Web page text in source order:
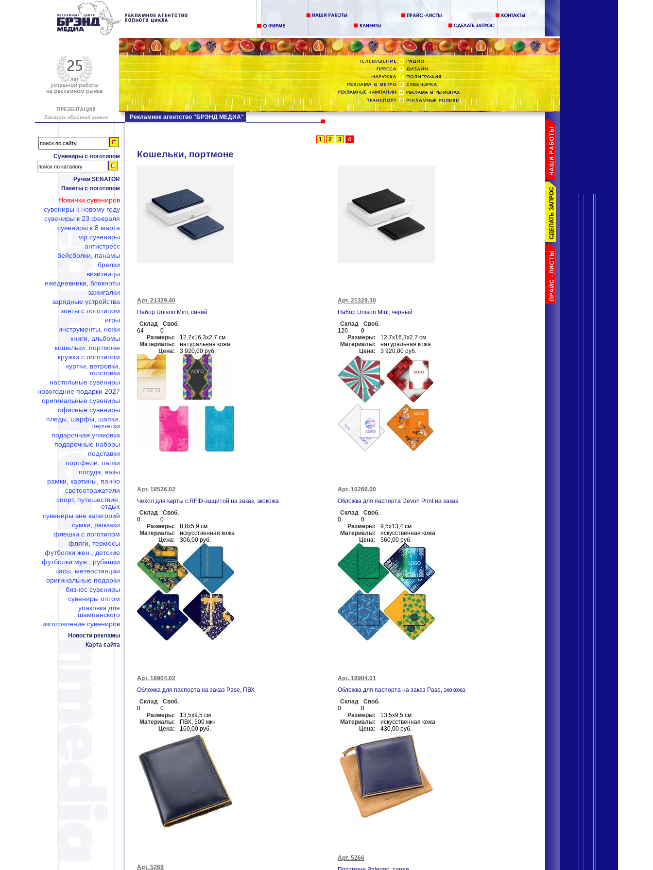
Сувениры с логотипом
Ручки SENATOR
Пакеты с логотипом
Новинки сувениров
сувениры к новому году
сувениры к 23 февраля
сувениры к 8 марта
vip сувениры
антистресс
бейсболки, панамы
брелки
визитницы
ежедневники, блокноты
зажигалки
зарядные устройства
зонты с логотипом
игры
инструменты, ножи
книги, альбомы
кошельки, портмоне
кружки с логотипом
куртки, ветровки,
толстовки
настольные сувениры
новогодние подарки 2027
оригинальные сувениры
офисные сувениры
пледы, шарфы, шапки,
перчатки
подарочная упаковка
подарочные наборы
подставки
портфели, папки
посуда, вазы
рамки, картины, панно
светоотражатели
спорт, путешествия,
отдых
сувениры вне категорий
сумки, рюкзаки
флешки c логотипом
фляги, термосы
футболки жен., детские
футболки муж., рубашки
часы, метеостанции
оригинальные подарки
бизнес сувениры
сувениры оптом
упаковка для
шампанского
изготовление сувениров
Новости рекламы
Карта сайта
Рекламное агентство "БРЭНД МЕДИА"
1 2 3 4
Кошельки, портмоне
Арт. 21329.40
Набор Unison Mini, синий
Склад
Своб.
64
0
Размеры:
12,7х16,3х2,7 см
Материалы:
натуральная кожа
Цена:
3 920,00 руб.
Арт. 21329.30
Набор Unison Mini, черный
Склад
Своб.
120
0
Размеры:
12,7х16,3х2,7 см
Материалы:
натуральная кожа
Цена:
3 920,00 руб.
Арт. 18526.02
Чехол для карты с RFID-защитой на заказ, экокожа
Склад
Своб.
0
0
Размеры:
8,8х5,9 см
Материалы:
искусственная кожа
Цена:
306,00 руб.
Арт. 10266.00
Обложка для паспорта Devon Print на заказ
Склад
Своб.
0
0
Размеры:
9,5х13,4 см
Материалы:
искусственная кожа
Цена:
560,00 руб.
Арт. 18904.02
Обложка для паспорта на заказ Pase, ПВХ
Склад
Своб.
0
0
Размеры:
13,5х9,5 см
Материалы:
ПВХ, 500 мкн
Цена:
160,00 руб.
Арт. 18904.01
Обложка для паспорта на заказ Pase, экокожа
Склад
Своб.
0
0
Размеры:
13,5х9,5 см
Материалы:
искусственная кожа
Цена:
430,00 руб.
Арт. 5269
Арт. 5266